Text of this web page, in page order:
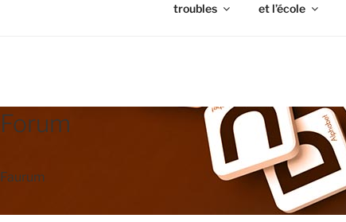
troubles
et l’école
FORUM
Forum
Faurum